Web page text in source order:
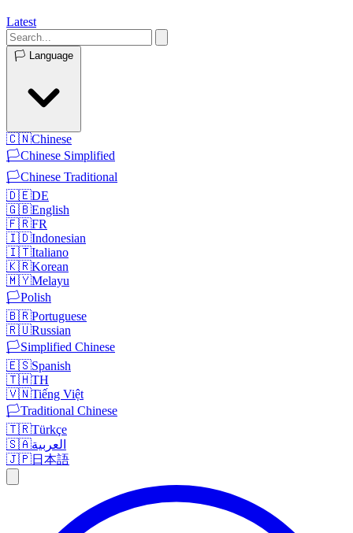
Latest
🏳️ Language
🇨🇳Chinese
🏳️Chinese Simplified
🏳️Chinese Traditional
🇩🇪DE
🇬🇧English
🇫🇷FR
🇮🇩Indonesian
🇮🇹Italiano
🇰🇷Korean
🇲🇾Melayu
🏳️Polish
🇧🇷Portuguese
🇷🇺Russian
🏳️Simplified Chinese
🇪🇸Spanish
🇹🇭TH
🇻🇳Tiếng Việt
🏳️Traditional Chinese
🇹🇷Türkçe
🇸🇦العربية
🇯🇵日本語